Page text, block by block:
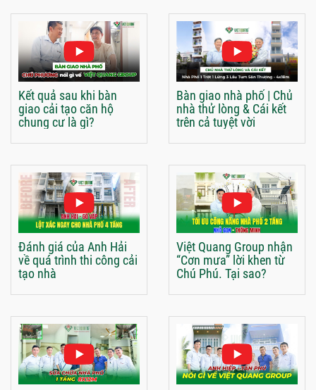
Kết quả sau khi bàn
giao cải tạo căn hộ
chung cư là gì?
Bàn giao nhà phố | Chủ
nhà thử lòng & Cái kết
trên cả tuyệt vời
Đánh giá của Anh Hải
về quá trình thi công cải
tạo nhà
Việt Quang Group nhận
“Cơn mưa” lời khen từ
Chú Phú. Tại sao?